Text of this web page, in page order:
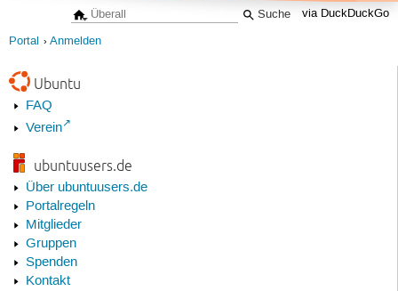
via DuckDuckGo
Portal Anmelden
Ubuntu
FAQ
Verein
ubuntuusers.de
Über ubuntuusers.de
Portalregeln
Mitglieder
Gruppen
Spenden
Kontakt